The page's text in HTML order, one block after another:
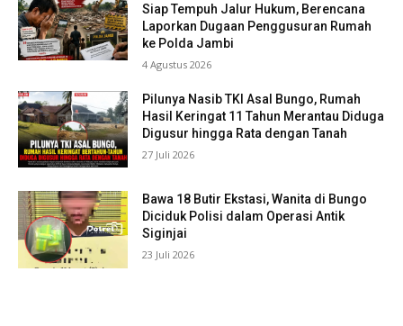
Siap Tempuh Jalur Hukum, Berencana
Laporkan Dugaan Penggusuran Rumah
ke Polda Jambi
4 Agustus 2026
Pilunya Nasib TKI Asal Bungo, Rumah
Hasil Keringat 11 Tahun Merantau Diduga
Digusur hingga Rata dengan Tanah
27 Juli 2026
Bawa 18 Butir Ekstasi, Wanita di Bungo
Diciduk Polisi dalam Operasi Antik
Siginjai
23 Juli 2026